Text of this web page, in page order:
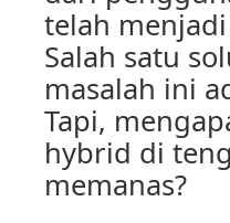
telah
Salah satu
masalah ini
Tapi,
hybrid di
memanas?